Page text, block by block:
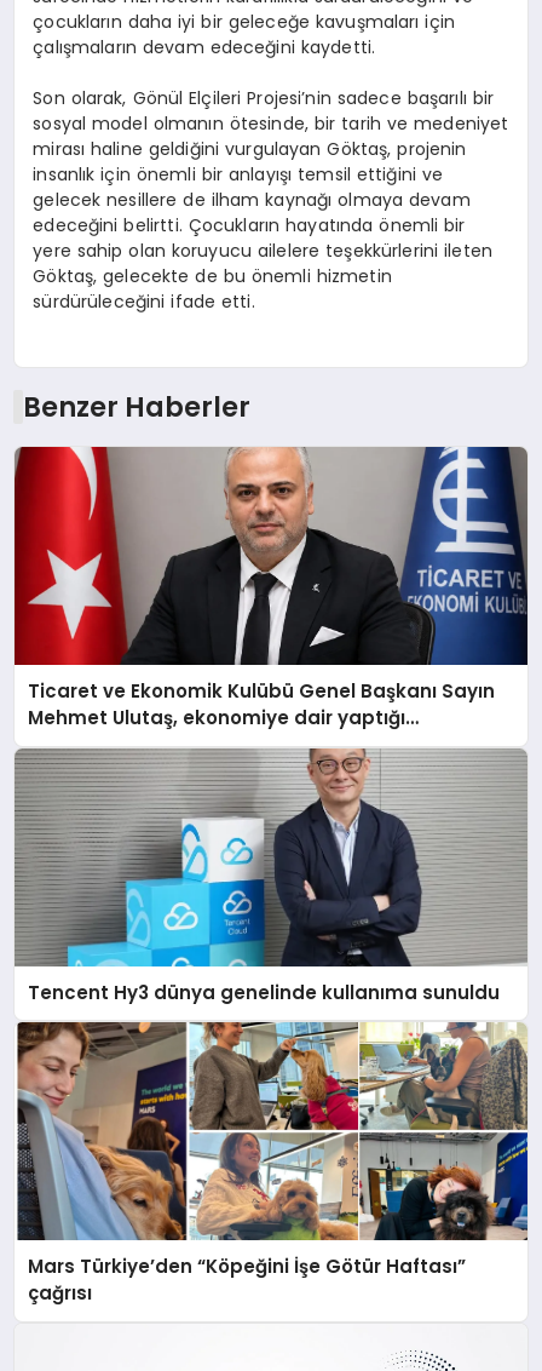
çocukların daha iyi bir geleceğe kavuşmaları için
çalışmaların devam edeceğini kaydetti.
Son olarak, Gönül Elçileri Projesi’nin sadece başarılı bir
sosyal model olmanın ötesinde, bir tarih ve medeniyet
mirası haline geldiğini vurgulayan Göktaş, projenin
insanlık için önemli bir anlayışı temsil ettiğini ve
gelecek nesillere de ilham kaynağı olmaya devam
edeceğini belirtti. Çocukların hayatında önemli bir
yere sahip olan koruyucu ailelere teşekkürlerini ileten
Göktaş, gelecekte de bu önemli hizmetin
sürdürüleceğini ifade etti.
Benzer Haberler
Ticaret ve Ekonomik Kulübü Genel Başkanı Sayın
Mehmet Ulutaş, ekonomiye dair yaptığı
açıklamada şunları kaydetti:
Tencent Hy3 dünya genelinde kullanıma sunuldu
Mars Türkiye’den “Köpeğini İşe Götür Haftası”
çağrısı